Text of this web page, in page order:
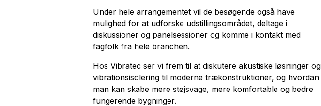
Under hele arrangementet vil de besøgende også have
mulighed for at udforske udstillingsområdet, deltage i
diskussioner og panelsessioner og komme i kontakt med
fagfolk fra hele branchen.
Hos Vibratec ser vi frem til at diskutere akustiske løsninger og
vibrationsisolering til moderne trækonstruktioner, og hvordan
man kan skabe mere støjsvage, mere komfortable og bedre
fungerende bygninger.